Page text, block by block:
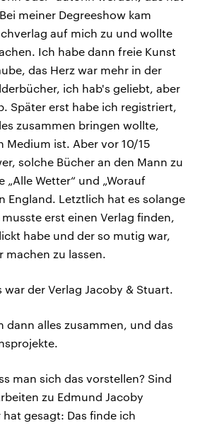
meiner Degreeshow kam
auf mich zu und wollte
Ich habe dann freie Kunst
das Herz war mehr in der
ich hab's geliebt, aber
Später erst habe ich registriert,
zusammen bringen wollte,
Medium ist. Aber vor 10/15
solche Bücher an den Mann zu
„Alle Wetter“ und „Worauf
England. Letztlich hat es solange
erst einen Verlag finden,
habe und der so mutig war,
machen zu lassen.
war der Verlag Jacoby & Stuart.
dann alles zusammen, und das
man sich das vorstellen? Sind
zu Edmund Jacoby
gesagt: Das finde ich